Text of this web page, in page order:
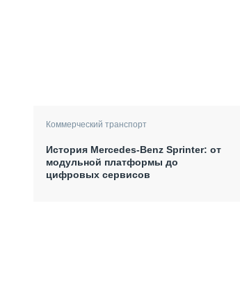
Коммерческий транспорт
История Mercedes-Benz Sprinter: от
модульной платформы до
цифровых сервисов